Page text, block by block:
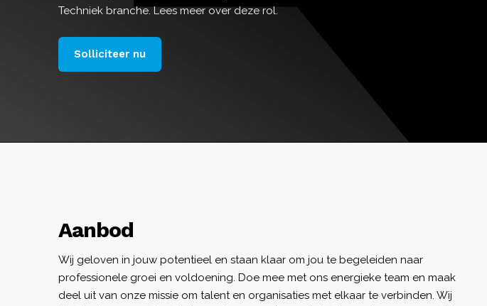
Techniek branche. Lees meer over deze rol.
Solliciteer nu
Aanbod
Wij geloven in jouw potentieel en staan klaar om jou te begeleiden naar
professionele groei en voldoening. Doe mee met ons energieke team en maak
deel uit van onze missie om talent en organisaties met elkaar te verbinden. Wij